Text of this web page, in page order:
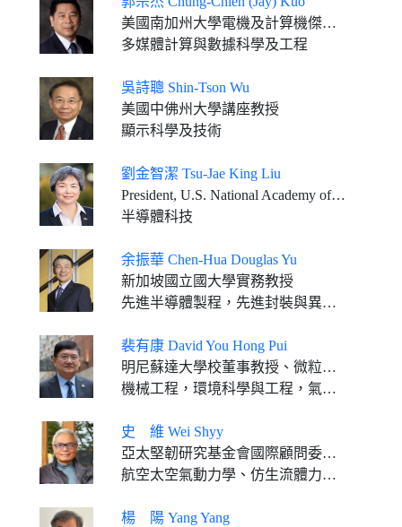
美國南加州大學電機及計算機傑出教授及Ming Hsieh講座教授
多媒體計算與數據科學及工程
吳詩聰 Shin-Tson Wu
美國中佛州大學講座教授
顯示科學及技術
劉金智潔 Tsu-Jae King Liu
President, U.S. National Academy of Engineering
半導體科技
余振華 Chen-Hua Douglas Yu
新加坡國立國大學實務教授
先進半導體製程，先進封裝與異質系統整合製程研發
裴有康 David You Hong Pui
明尼蘇達大學校董事教授、微粒技術實驗室主任
機械工程，環境科學與工程，氣膠/微粒
史 維 Wei Shyy
亞太堅韌研究基金會國際顧問委員、香港科技大學前任校長
航空太空氣動力學、仿生流體力學、計算力學、噴射推進
楊 陽 Yang Yang